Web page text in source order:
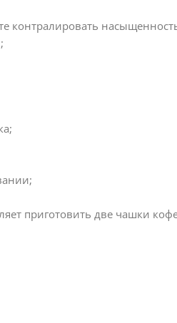
контралировать
приготовить две чашки